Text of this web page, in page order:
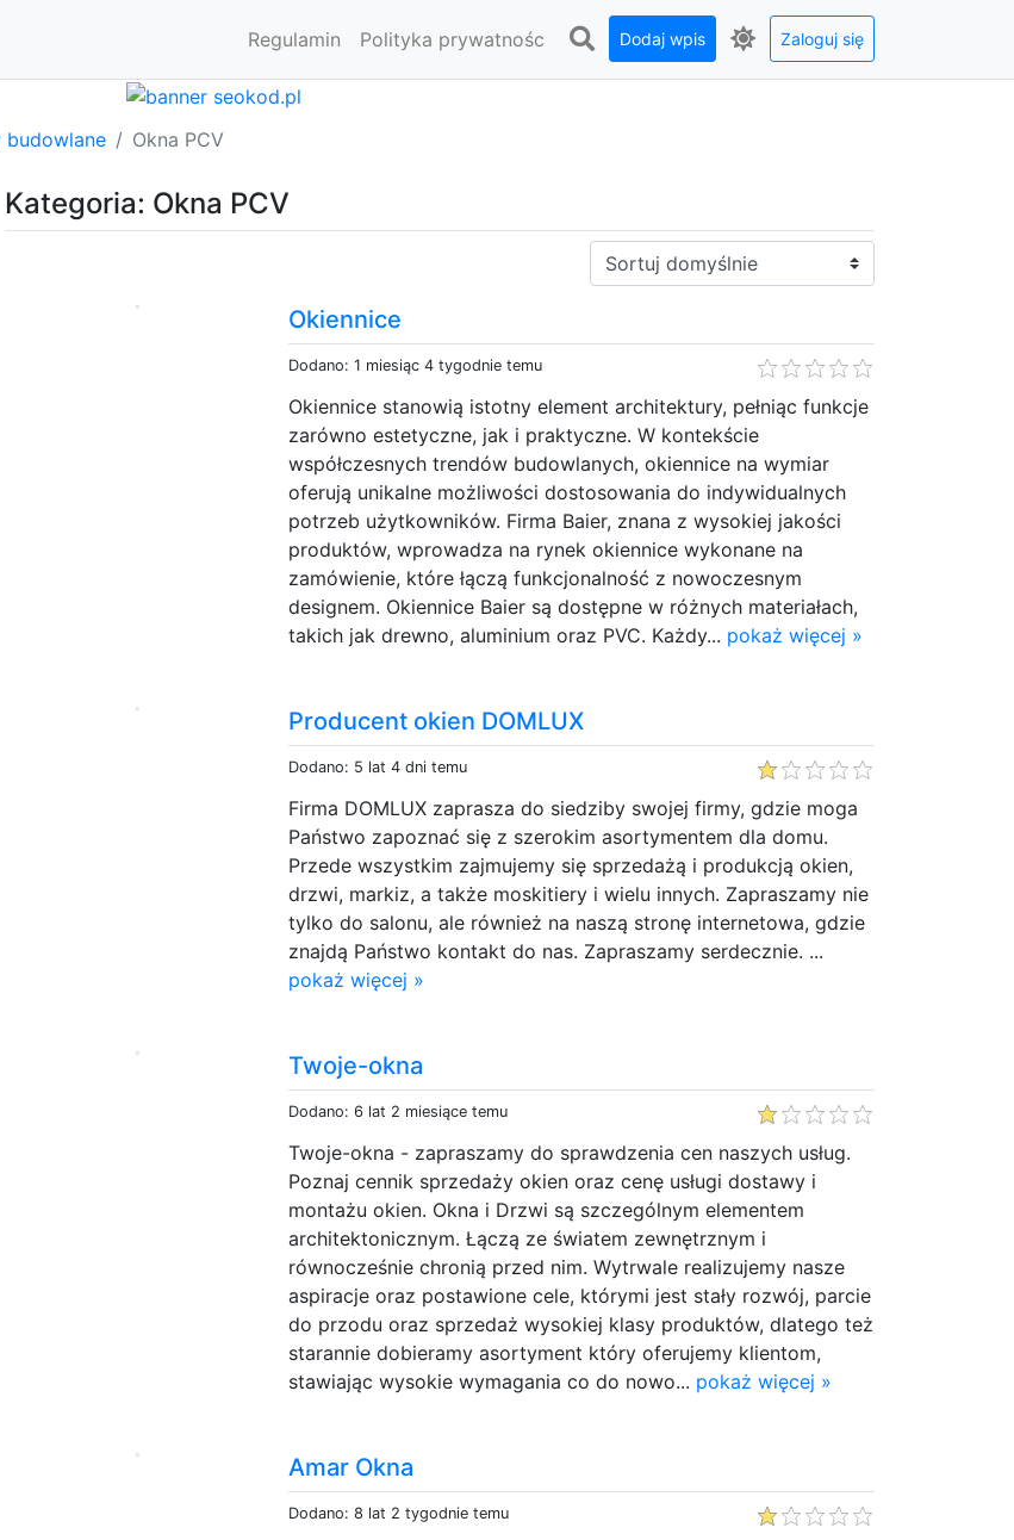
Regulamin Polityka prywatnośc Dodaj wpis Zaloguj się
budowlane Okna PCV
Kategoria: Okna PCV
Sortuj:
Okiennice
Dodano: 1 miesiąc 4 tygodnie temu
Okiennice stanowią istotny element architektury, pełniąc funkcje
zarówno estetyczne, jak i praktyczne. W kontekście
współczesnych trendów budowlanych, okiennice na wymiar
oferują unikalne możliwości dostosowania do indywidualnych
potrzeb użytkowników. Firma Baier, znana z wysokiej jakości
produktów, wprowadza na rynek okiennice wykonane na
zamówienie, które łączą funkcjonalność z nowoczesnym
designem. Okiennice Baier są dostępne w różnych materiałach,
takich jak drewno, aluminium oraz PVC. Każdy... pokaż więcej »
Producent okien DOMLUX
Dodano: 5 lat 4 dni temu
Firma DOMLUX zaprasza do siedziby swojej firmy, gdzie moga
Państwo zapoznać się z szerokim asortymentem dla domu.
Przede wszystkim zajmujemy się sprzedażą i produkcją okien,
drzwi, markiz, a także moskitiery i wielu innych. Zapraszamy nie
tylko do salonu, ale również na naszą stronę internetowa, gdzie
znajdą Państwo kontakt do nas. Zapraszamy serdecznie. ...
pokaż więcej »
Twoje-okna
Dodano: 6 lat 2 miesiące temu
Twoje-okna - zapraszamy do sprawdzenia cen naszych usług.
Poznaj cennik sprzedaży okien oraz cenę usługi dostawy i
montażu okien. Okna i Drzwi są szczególnym elementem
architektonicznym. Łączą ze światem zewnętrznym i
równocześnie chronią przed nim. Wytrwale realizujemy nasze
aspiracje oraz postawione cele, którymi jest stały rozwój, parcie
do przodu oraz sprzedaż wysokiej klasy produktów, dlatego też
starannie dobieramy asortyment który oferujemy klientom,
stawiając wysokie wymagania co do nowo... pokaż więcej »
Amar Okna
Dodano: 8 lat 2 tygodnie temu